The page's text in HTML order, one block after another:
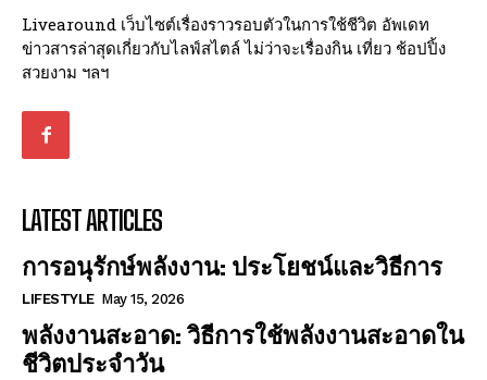
Livearound เว็บไซต์เรื่องราวรอบตัวในการใช้ชีวิต อัพเดท
ข่าวสารล่าสุดเกี่ยวกับไลฟ์สไตล์ ไม่ว่าจะเรื่องกิน เที่ยว ช้อปปิ้ง
สวยงาม ฯลฯ
LATEST ARTICLES
การอนุรักษ์พลังงาน: ประโยชน์และวิธีการ
LIFESTYLE May 15, 2026
พลังงานสะอาด: วิธีการใช้พลังงานสะอาดใน
ชีวิตประจำวัน